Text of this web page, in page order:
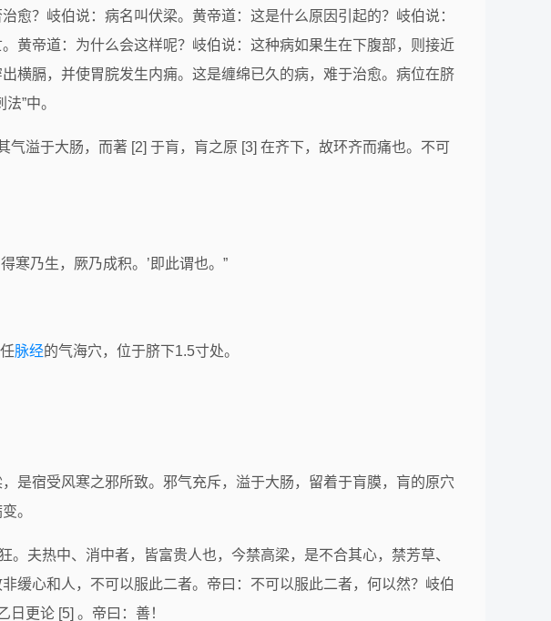
愈？岐伯说：病名叫伏梁。黄帝道：这是什么原因引起的？岐伯说：
黄帝道：为什么会这样呢？岐伯说：这种病如果生在下腹部，则接近
横膈，并使胃脘发生内痈。这是缠绵已久的病，难于治愈。病位在脐
”中。
溢于大肠，而著 [2] 于肓，肓之原 [3] 在齐下，故环齐而痛也。不可
寒乃生，厥乃成积。’即此谓也。”
脉经的气海穴，位于脐下1.5寸处。
是宿受风寒之邪所致。邪气充斥，溢于大肠，留着于肓膜，肓的原穴
。
夫热中、消中者，皆富贵人也，今禁高梁，是不合其心，禁芳草、
缓心和人，不可以服此二者。帝曰：不可以服此二者，何以然？岐伯
更论 [5] 。帝曰：善！